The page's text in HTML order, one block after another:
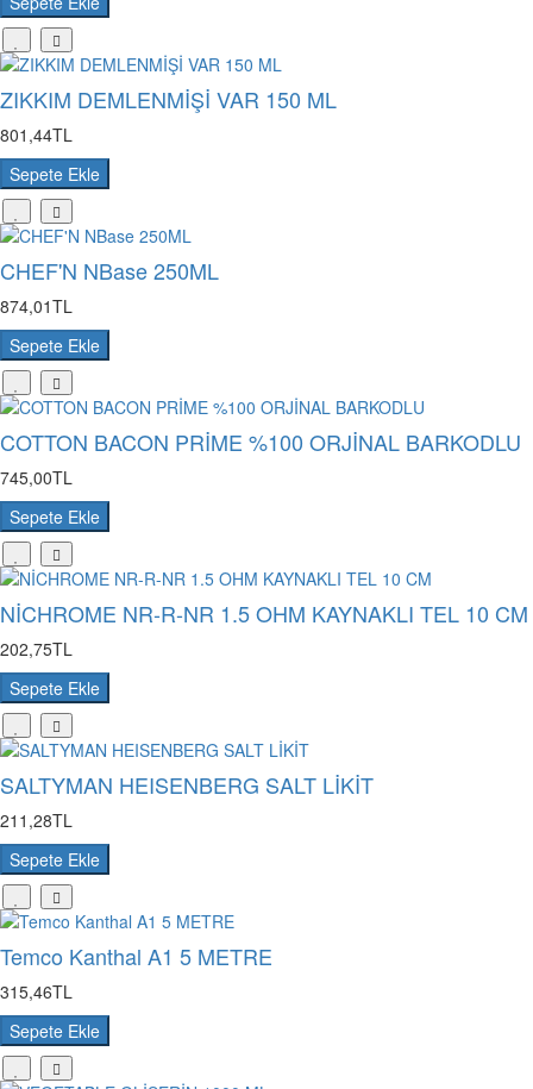
ZIKKIM DEMLENMİŞİ VAR 150 ML
801,44TL
Sepete Ekle
CHEF'N NBase 250ML
874,01TL
Sepete Ekle
COTTON BACON PRİME %100 ORJİNAL BARKODLU
745,00TL
Sepete Ekle
NİCHROME NR-R-NR 1.5 OHM KAYNAKLI TEL 10 CM
202,75TL
Sepete Ekle
SALTYMAN HEISENBERG SALT LİKİT
211,28TL
Sepete Ekle
Temco Kanthal A1 5 METRE
315,46TL
Sepete Ekle